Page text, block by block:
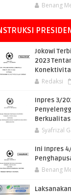
Benang
Jokowi
2023
Redaksi
Inpres 3/
Berkualitas
Syafrizal
Ini Inpres
Benang